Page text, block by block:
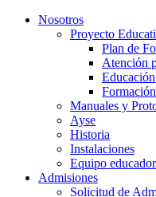
Nosotros
Proyecto
Plan de
Atención
Manuales y
Ayse
Historia
Instalaciones
Equipo educador
Admisiones
Solicitud de